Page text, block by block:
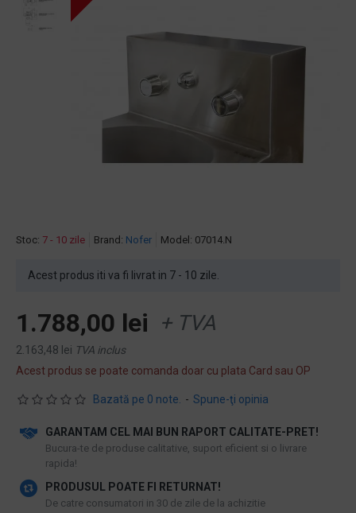
Stoc: 7 - 10 zile Brand: Nofer Model: 07014.N
Acest produs iti va fi livrat in 7 - 10 zile.
Bazată pe 0 note. - Spune-ţi opinia
1.788,00 lei + TVA
2.163,48 lei TVA inclus
Acest produs se poate comanda doar cu plata Card sau OP
GARANTAM CEL MAI BUN RAPORT CALITATE-PRET!
​Bucura-te de produse calitative, suport eficient si o livrare
rapida!
PRODUSUL POATE FI RETURNAT!
De catre consumatori in 30 de zile de la achizitie